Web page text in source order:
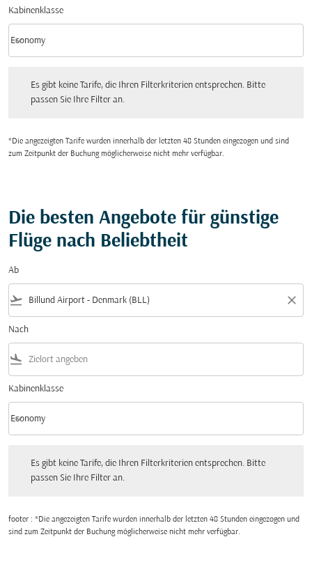
Kabinenklasse
Kabinenklasse option Economy Selected
Economy
keyboard_arrow_down
Es gibt keine Tarife, die Ihren Filterkriterien entsprechen. Bitte
passen Sie Ihre Filter an.
*Die angezeigten Tarife wurden innerhalb der letzten 48 Stunden eingezogen und sind
zum Zeitpunkt der Buchung möglicherweise nicht mehr verfügbar.
Die besten Angebote für günstige
Flüge nach Beliebtheit
Ab
flight_takeoff close
Nach
flight_land
Kabinenklasse
Kabinenklasse option Economy Selected
Economy
keyboard_arrow_down
Es gibt keine Tarife, die Ihren Filterkriterien entsprechen. Bitte
passen Sie Ihre Filter an.
footer : *Die angezeigten Tarife wurden innerhalb der letzten 48 Stunden eingezogen und
sind zum Zeitpunkt der Buchung möglicherweise nicht mehr verfügbar.